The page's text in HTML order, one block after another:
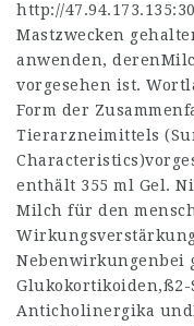
http://
Mastzwecken
anwenden,
vorgesehen ist.
Form der
Tierarzneimittels
enthält 355 ml Gel.
Milch für den
Nebenwirkungenbei
Glukokortikoiden,ß2-
Anticholinergika